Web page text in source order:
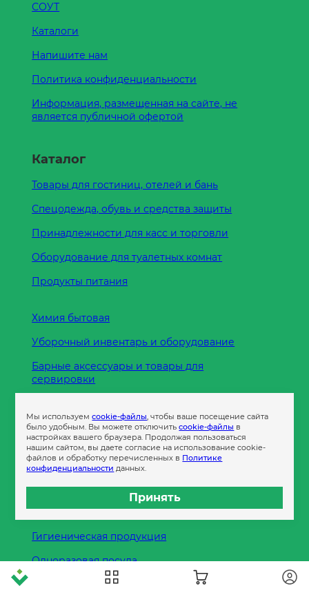
СОУТ
Каталоги
Напишите нам
Политика конфиденциальности
Информация, размещенная на сайте, не
является публичной офертой
Каталог
Товары для гостиниц, отелей и бань
Спецодежда, обувь и средства защиты
Принадлежности для касс и торговли
Оборудование для туалетных комнат
Продукты питания
Химия бытовая
Уборочный инвентарь и оборудование
Барные аксессуары и товары для
сервировки
Пленка
Пакеты и сумки
Контейнеры
Бумага офисная
Гигиеническая продукция
Одноразовая посуда
Мы используемcookie-файлы, чтобы ваше посещение сайта
было удобным. Вы можете отключитьcookie-файлы в
настройках вашего браузера. Продолжая пользоваться
нашим сайтом, вы даете согласие на использование cookie-
файлов и обработку перечисленных в Политике
конфиденциальности данных.
Принять